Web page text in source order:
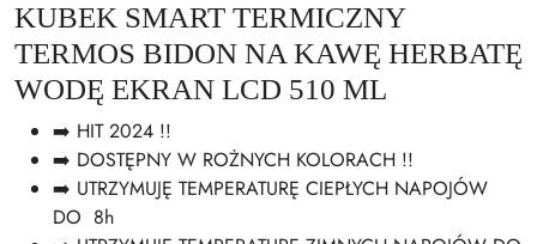
KUBEK SMART TERMICZNY
TERMOS BIDON NA KAWĘ HERBATĘ
WODĘ EKRAN LCD 510 ML
➡️ HIT 2024 !!
➡️ DOSTĘPNY W ROŻNYCH KOLORACH !!
➡️ UTRZYMUJĘ TEMPERATURĘ CIEPŁYCH NAPOJÓW
DO 8h